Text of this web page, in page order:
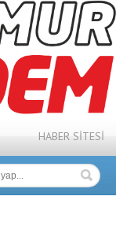
HABER SİTESİ